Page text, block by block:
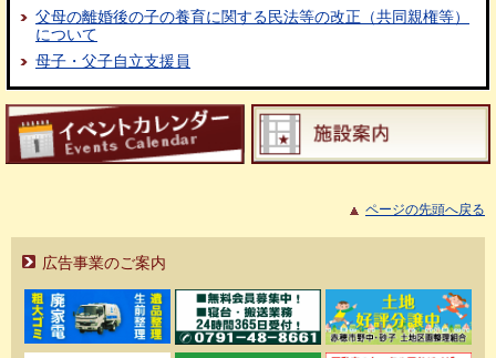
父母の離婚後の子の養育に関する民法等の改正（共同親権等）
について
母子・父子自立支援員
ページの先頭へ戻る
広告事業のご案内